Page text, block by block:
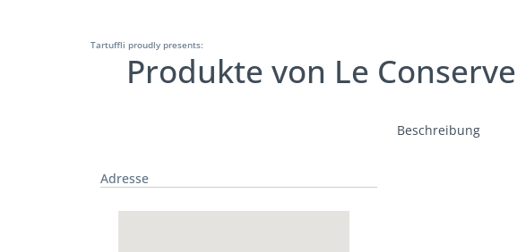
Tartuffli proudly presents:
Produkte von Le
Adresse
Beschreibung